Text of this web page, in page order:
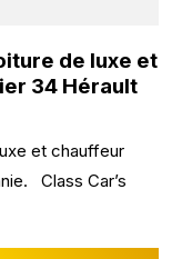
de luxe et
34 Hérault
et chauffeur
Class Car’s